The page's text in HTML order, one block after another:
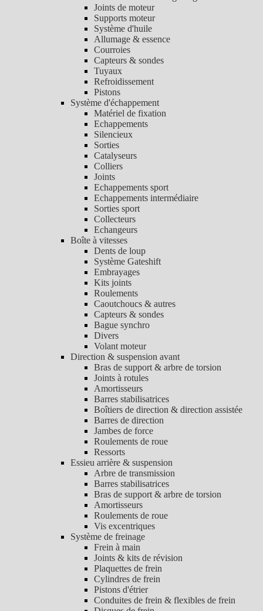
Joints de moteur
Supports moteur
Système d'huile
Allumage & essence
Courroies
Capteurs & sondes
Tuyaux
Refroidissement
Pistons
Système d'échappement
Matériel de fixation
Echappements
Silencieux
Sorties
Catalyseurs
Colliers
Joints
Echappements sport
Echappements intermédiaire
Sorties sport
Collecteurs
Echangeurs
Boîte à vitesses
Dents de loup
Système Gateshift
Embrayages
Kits joints
Roulements
Caoutchoucs & autres
Capteurs & sondes
Bague synchro
Divers
Volant moteur
Direction & suspension avant
Bras de support & arbre de torsion
Joints à rotules
Amortisseurs
Barres stabilisatrices
Boîtiers de direction & direction assistée
Barres de direction
Jambes de force
Roulements de roue
Ressorts
Essieu arrière & suspension
Arbre de transmission
Barres stabilisatrices
Bras de support & arbre de torsion
Amortisseurs
Roulements de roue
Vis excentriques
Système de freinage
Frein à main
Joints & kits de révision
Plaquettes de frein
Cylindres de frein
Pistons d'étrier
Conduites de frein & flexibles de frein